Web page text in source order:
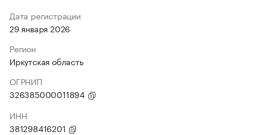
Дата регистрации
29 января 2026
Регион
Иркутская область
ОГРНИП
326385000011894
ИНН
381298416201